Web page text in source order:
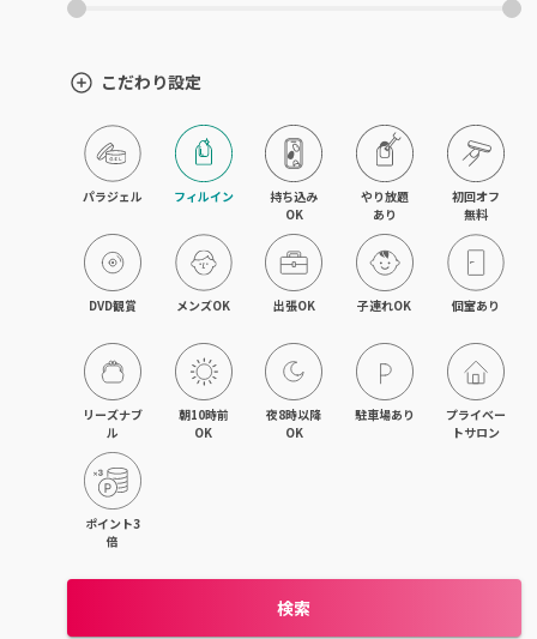
四街道・都賀
木更津・君津
八幡宿・五井・姉ヶ崎
成田・佐倉・ユーカリが丘
銚子・旭
茂原・東金・成東
稲毛・稲毛海岸
こだわり設定
パラジェル フィルイン
持ち込み
OK
やり放題
あり
初回オフ
無料
DVD観賞 メンズOK 出張OK 子連れOK 個室あり
リーズナブ
ル
朝10時前
OK
夜8時以降
OK
駐車場あり
プライベー
トサロン
ポイント3
倍
検索